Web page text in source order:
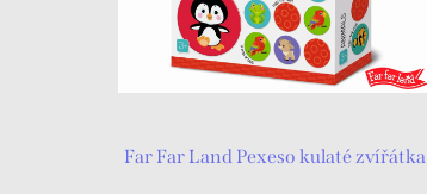
Far Far Land Pexeso kulaté zvířátka